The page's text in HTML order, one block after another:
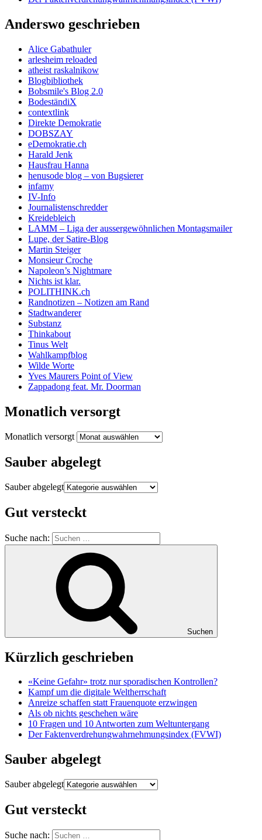
Anderswo geschrieben
Alice Gabathuler
arlesheim reloaded
atheist raskalnikow
Blogbibliothek
Bobsmile's Blog 2.0
BodeständiX
contextlink
Direkte Demokratie
DOBSZAY
eDemokratie.ch
Harald Jenk
Hausfrau Hanna
henusode blog – von Bugsierer
infamy
IV-Info
Journalistenschredder
Kreidebleich
LAMM – Liga der aussergewöhnlichen Montagsmailer
Lupe, der Satire-Blog
Martin Steiger
Monsieur Croche
Napoleon’s Nightmare
Nichts ist klar.
POLITHINK.ch
Randnotizen – Notizen am Rand
Stadtwanderer
Substanz
Thinkabout
Tinus Welt
Wahlkampfblog
Wilde Worte
Yves Maurers Point of View
Zappadong feat. Mr. Doorman
Monatlich versorgt
Monatlich versorgt
Sauber abgelegt
Sauber abgelegt
Gut versteckt
Suche nach:
Suchen
Kürzlich geschrieben
«Keine Gefahr» trotz nur sporadischen Kontrollen?
Kampf um die digitale Weltherrschaft
Anreize schaffen statt Frauenquote erzwingen
Als ob nichts geschehen wäre
10 Fragen und 10 Antworten zum Weltuntergang
Der Faktenverdrehungwahrnehmungsindex (FVWI)
Sauber abgelegt
Sauber abgelegt
Gut versteckt
Suche nach: